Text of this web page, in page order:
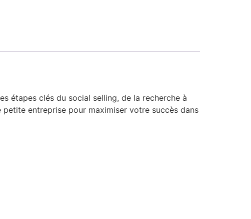
étapes clés du social selling, de la recherche à
entreprise pour maximiser votre succès dans